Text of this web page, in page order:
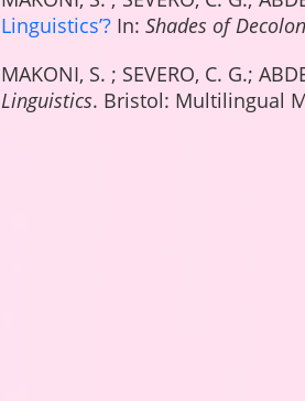
Linguistics’? In: Shades of
MAKONI, S. ; SEVERO, C. G.;
Linguistics. Bristol: Multilingual